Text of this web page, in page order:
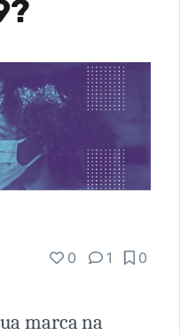
0 1 0
marca na